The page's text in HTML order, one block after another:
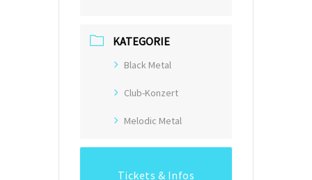
KATEGORIE
Black Metal
Club-Konzert
Melodic Metal
Tickets & Infos